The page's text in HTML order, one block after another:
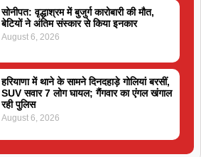
सोनीपत: वृद्धाश्रम में बुजुर्ग कारोबारी की मौत,
बेटियों ने अंतिम संस्कार से किया इनकार
August 6, 2026
हरियाणा में थाने के सामने दिनदहाड़े गोलियां बरसीं,
SUV सवार 7 लोग घायल; गैंगवार का एंगल खंगाल
रही पुलिस
August 6, 2026